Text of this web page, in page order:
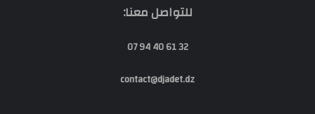
للتواصل معنا:
32 61 40 94 07
contact@djadet.dz